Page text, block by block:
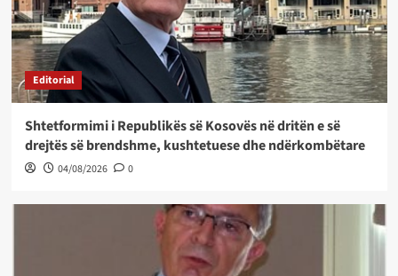
Editorial
Shtetformimi i Republikës së Kosovës në dritën e së
drejtës së brendshme, kushtetuese dhe ndërkombëtare
04/08/2026 0